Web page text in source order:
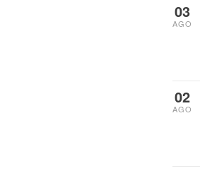
03
AGO
02
AGO